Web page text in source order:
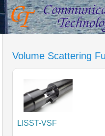
Volume Scattering
LISST-VSF